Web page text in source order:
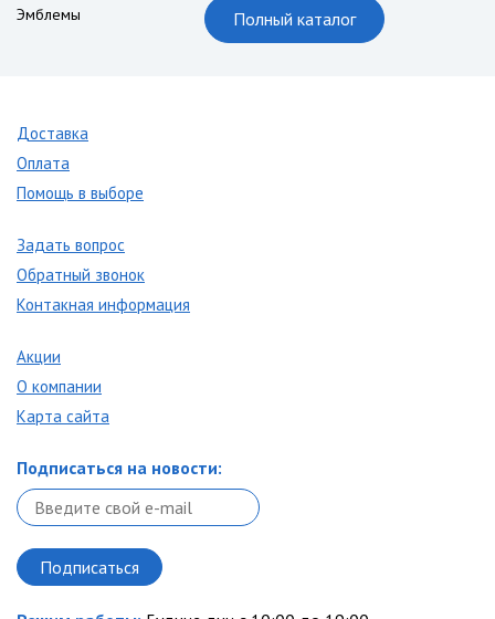
Эмблемы
Полный каталог
Доставка
Оплата
Помощь в выборе
Задать вопрос
Обратный звонок
Контакная информация
Акции
О компании
Карта сайта
Подписаться на новости: